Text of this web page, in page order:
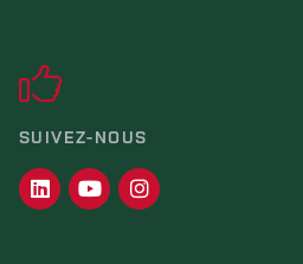
SUIVEZ-NOUS